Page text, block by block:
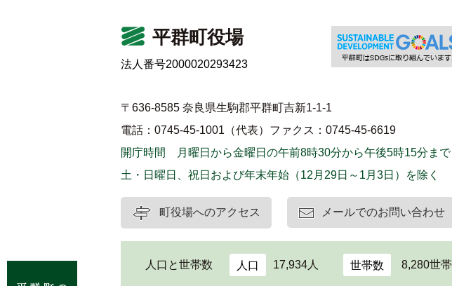
平群町役場
法人番号2000020293423
〒636-8585 奈良県生駒郡平群町吉新1-1-1
電話：0745-45-1001（代表） ファクス：0745-45-6619
開庁時間 月曜日から金曜日の午前8時30分から午後5時15分まで
土・日曜日、祝日および年末年始（12月29日～1月3日）を除く
町役場へのアクセス メールでのお問い合わせ
人口と世帯数 人口 17,934人 世帯数 8,280世帯